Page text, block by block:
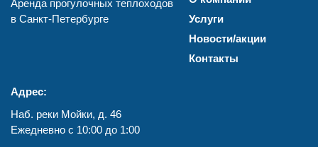
Аренда прогулочных теплоходов
в Санкт-Петербурге
Услуги
Новости/акции
Контакты
Адрес:
Наб. реки Мойки, д. 46
Ежедневно с 10:00 до 1:00